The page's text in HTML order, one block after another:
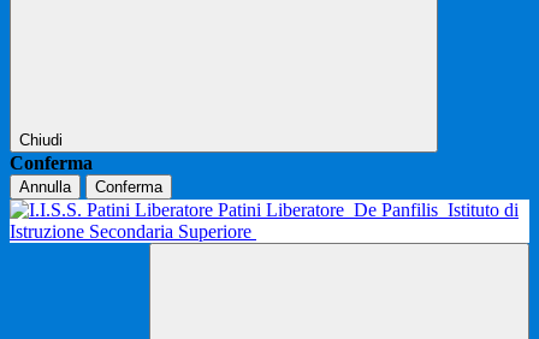
Chiudi
Conferma
Annulla Conferma
Patini Liberatore De Panfilis Istituto di
Istruzione Secondaria Superiore